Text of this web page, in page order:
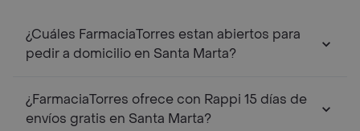
¿Cuáles FarmaciaTorres estan abiertos para
pedir a domicilio en Santa Marta?
¿FarmaciaTorres ofrece con Rappi 15 días de
envíos gratis en Santa Marta?